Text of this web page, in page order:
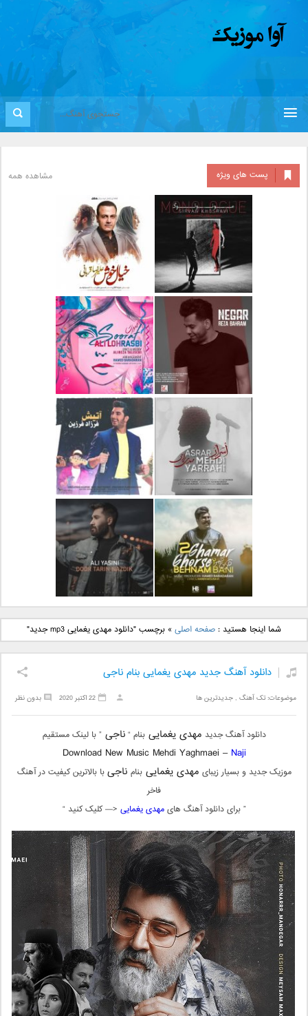
پست های ویژه مشاهده همه
دانلود آلبوم جدید سیروان
خسروی بنام مونولوگ
دانلود آهنگ جدید علیرضا
قربانی بنام خیال خوش
دانلود آهنگ جدید رضا
بهرام بنام نگار
دانلود آهنگ جدید علی
لهراسبی بنام صورت
دانلود آهنگ جدید مهدی
یراحی بنام اسرار
دانلود آهنگ جدید فرزاد
فرزین بنام آتیش
دانلود آهنگ جدید بهنام
بانی بنام قرص قمر 2
دانلود آهنگ جدید علی
یاسینی بنام دورترین نزدیک
شما اینجا هستید :صفحه اصلی »برچسب "دانلود مهدی یغمایی mp3 جدید"
دانلود آهنگ جدید مهدی یغمایی بنام ناجی
موضوعات:تک آهنگ ,جدیدترین ها بدون نظر 22 اکتبر 2020
دانلود آهنگ جدید مهدی یغماییبنام “ناجی” با لینک مستقیم
Download New Music Mehdi Yaghmaei – Naji
موزیک جدید و بسیار زیبای مهدی یغماییبنام ناجیبا بالاترین کیفیت در آهنگ
فاخر
” برای دانلود آهنگ هایمهدی یغمایی <— کلیک کنید “